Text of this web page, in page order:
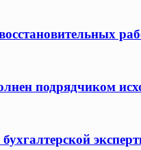
подрядчиком